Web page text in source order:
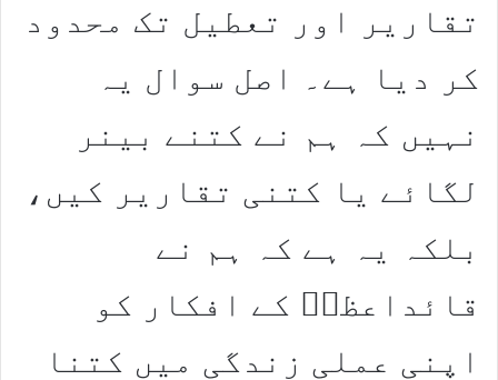
تقاریر اور تعطیل تک محدود
کر دیا ہے۔ اصل سوال یہ
نہیں کہ ہم نے کتنے بینر
لگائے یا کتنی تقاریر کیں،
بلکہ یہ ہے کہ ہم نے
قائداعظمؒ کے افکار کو
اپنی عملی زندگی میں کتنا